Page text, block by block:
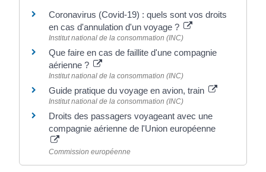
Coronavirus (Covid-19) : quels sont vos droits
en cas d'annulation d'un voyage ?
Institut national de la consommation (INC)
Que faire en cas de faillite d'une compagnie
aérienne ?
Institut national de la consommation (INC)
Guide pratique du voyage en avion, train
Institut national de la consommation (INC)
Droits des passagers voyageant avec une
compagnie aérienne de l'Union européenne
Commission européenne